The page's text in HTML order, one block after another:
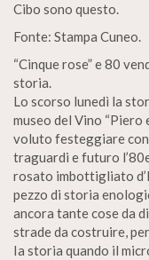
Cibo sono questo.
Fonte: Stampa Cuneo.
“Cinque rose” e 80
storia.
Lo scorso lunedì la
museo del Vino “Piero
voluto festeggiare
traguardi e futuro
rosato imbottigliato
pezzo di storia
ancora tante cose da
strade da costruire,
Ia storia quando il